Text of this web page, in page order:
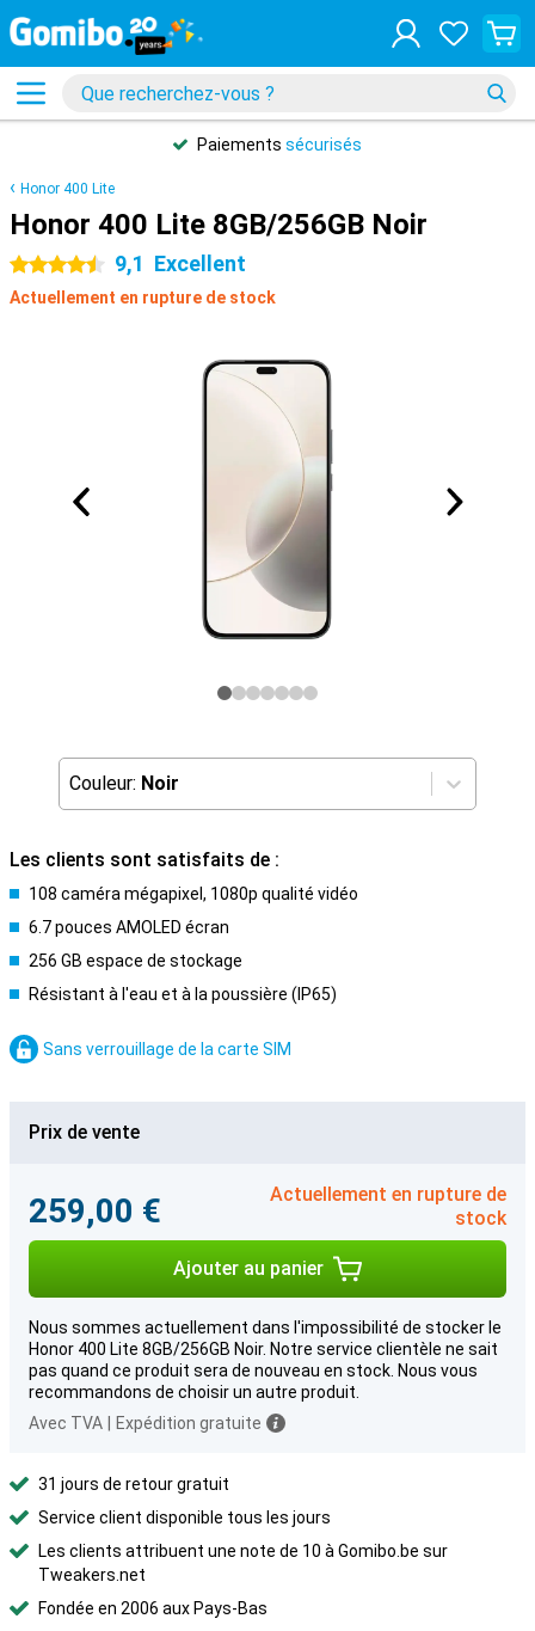
Paiements sécurisés
Honor 400 Lite
Honor 400 Lite 8GB/256GB Noir
4.5 étoiles 9,1 Excellent
Actuellement en rupture de stock
Couleur: Noir
Les clients sont satisfaits de :
108 caméra mégapixel, 1080p qualité vidéo
6.7 pouces AMOLED écran
256 GB espace de stockage
Résistant à l'eau et à la poussière (IP65)
Sans verrouillage de la carte SIM
Prix de vente
259,00 €
Actuellement en rupture de
stock
Ajouter au panier
Nous sommes actuellement dans l'impossibilité de stocker le
Honor 400 Lite 8GB/256GB Noir. Notre service clientèle ne sait
pas quand ce produit sera de nouveau en stock. Nous vous
recommandons de choisir un autre produit.
Avec TVA
Expédition gratuite
31 jours de retour gratuit
Service client disponible tous les jours
Les clients attribuent une note de 10 à Gomibo.be sur
Tweakers.net
Fondée en 2006 aux Pays-Bas